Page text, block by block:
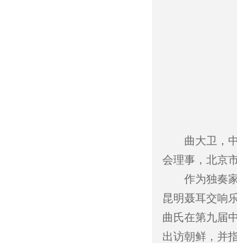
曲大卫，
会理事，北京
作为独奏
昆明聂耳交响
曲氏在第九届
出访朝鲜，并